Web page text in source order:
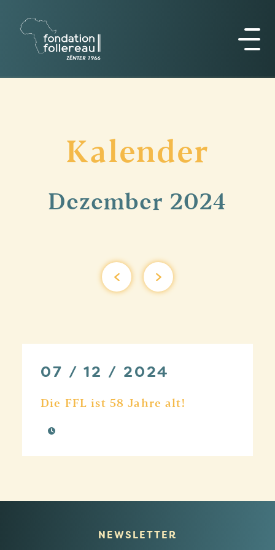
Kalender
Dezember 2024
07 / 12 / 2024
Die FFL ist 58 Jahre alt!
NEWSLETTER